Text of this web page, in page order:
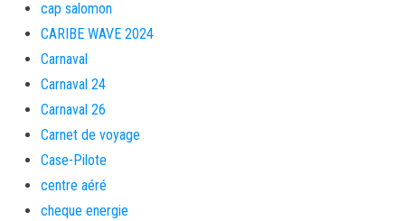
cap salomon
CARIBE WAVE 2024
Carnaval
Carnaval 24
Carnaval 26
Carnet de voyage
Case-Pilote
centre aéré
cheque energie